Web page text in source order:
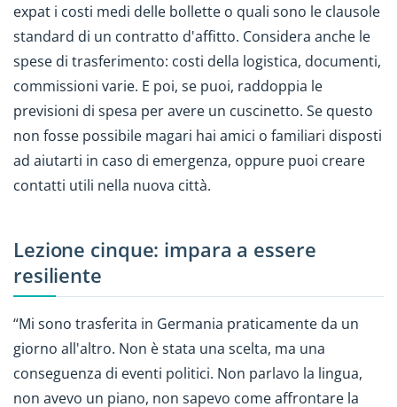
expat i costi medi delle bollette o quali sono le clausole
standard di un contratto d'affitto. Considera anche le
spese di trasferimento: costi della logistica, documenti,
commissioni varie. E poi, se puoi, raddoppia le
previsioni di spesa per avere un cuscinetto. Se questo
non fosse possibile magari hai amici o familiari disposti
ad aiutarti in caso di emergenza, oppure puoi creare
contatti utili nella nuova città.
Lezione cinque: impara a essere
resiliente
“Mi sono trasferita in Germania praticamente da un
giorno all'altro. Non è stata una scelta, ma una
conseguenza di eventi politici. Non parlavo la lingua,
non avevo un piano, non sapevo come affrontare la